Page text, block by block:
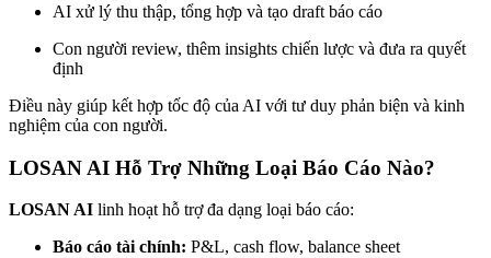
AI xử lý thu thập, tổng hợp và tạo draft báo cáo
Con người review, thêm insights chiến lược và đưa ra quyết
định
Điều này giúp kết hợp tốc độ của AI với tư duy phản biện và kinh
nghiệm của con người.
LOSAN AI Hỗ Trợ Những Loại Báo Cáo Nào?
LOSAN AI linh hoạt hỗ trợ đa dạng loại báo cáo:
Báo cáo tài chính: P&L, cash flow, balance sheet